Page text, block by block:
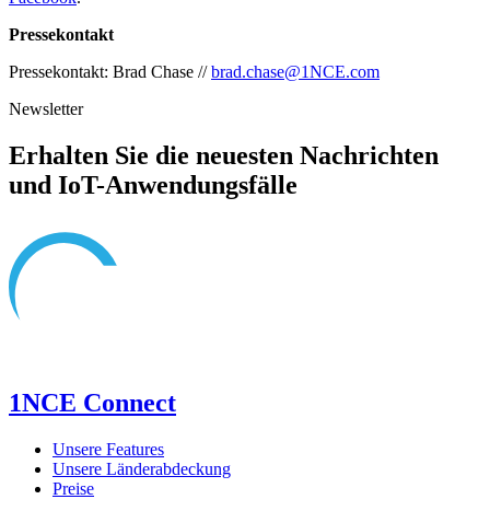
Pressekontakt
Pressekontakt: Brad Chase //brad.chase@1NCE.com
Newsletter
Erhalten Sie die neuesten Nachrichten
und IoT-Anwendungsfälle
1NCE Connect
Unsere Features
Unsere Länderabdeckung
Preise